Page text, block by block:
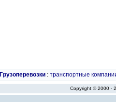
Грузоперевозки : транспортные
Copyright © 2000 -